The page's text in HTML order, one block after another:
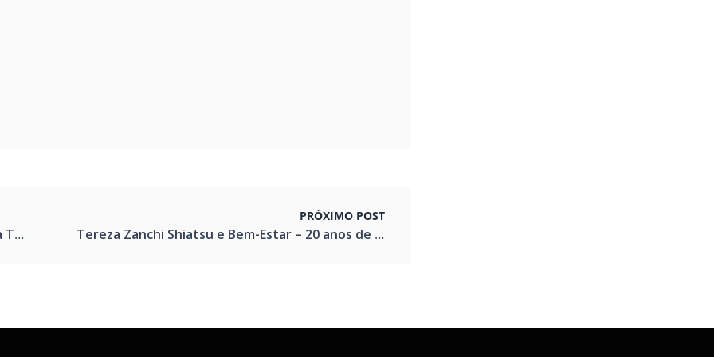
PRÓXIMO POST
Tereza Zanchi Shiatsu e Bem-Estar – 20 anos de excelência,equilíbrio e cuidado que transformam